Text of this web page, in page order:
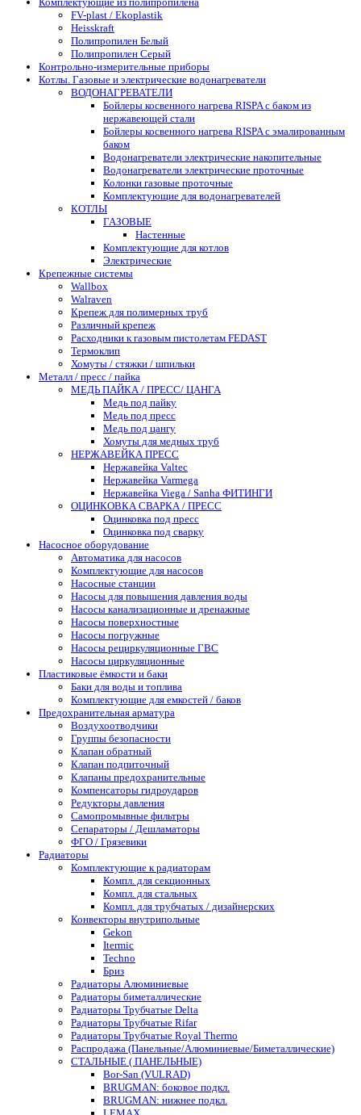
FV-plast / Ekoplastik
Heisskraft
Полипропилен Белый
Полипропилен Серый
Контрольно-измерительные приборы
Котлы. Газовые и электрические водонагреватели
ВОДОНАГРЕВАТЕЛИ
Бойлеры косвенного нагрева RISPA с баком из
нержавеющей стали
Бойлеры косвенного нагрева RISPA с эмалированным
баком
Водонагреватели электрические накопительные
Водонагреватели электрические проточные
Колонки газовые проточные
Комплектующие для водонагревателей
КОТЛЫ
ГАЗОВЫЕ
Настенные
Комплектующие для котлов
Электрические
Крепежные системы
Wallbox
Walraven
Крепеж для полимерных труб
Различный крепеж
Расходники к газовым пистолетам FEDAST
Термоклип
Хомуты / стяжки / шпильки
Металл / пресс / пайка
МЕДЬ ПАЙКА / ПРЕСС/ ЦАНГА
Медь под пайку
Медь под пресс
Медь под цангу
Хомуты для медных труб
НЕРЖАВЕЙКА ПРЕСС
Нержавейка Valtec
Нержавейка Varmega
Нержавейка Viega / Sanha ФИТИНГИ
ОЦИНКОВКА СВАРКА / ПРЕСС
Оцинковка под пресс
Оцинковка под сварку
Насосное оборудование
Автоматика для насосов
Комплектующие для насосов
Насосные станции
Насосы для повышения давления воды
Насосы канализационные и дренажные
Насосы поверхностные
Насосы погружные
Насосы рециркуляционные ГВС
Насосы циркуляционные
Пластиковые ёмкости и баки
Баки для воды и топлива
Комплектующие для емкостей / баков
Предохранительная арматура
Воздухоотводчики
Группы безопасности
Клапан обратный
Клапан подпиточный
Клапаны предохранительные
Компенсаторы гидроударов
Редукторы давления
Самопромывные фильтры
Сепараторы / Дешламаторы
ФГО / Грязевики
Радиаторы
Комплектующие к радиаторам
Компл. для секционных
Компл. для стальных
Компл. для трубчатых / дизайнерских
Конвекторы внутрипольные
Gekon
Itermic
Techno
Бриз
Радиаторы Алюминиевые
Радиаторы биметаллические
Радиаторы Трубчатые Delta
Радиаторы Трубчатые Rifar
Радиаторы Трубчатые Royal Thermo
Распродажа (Панельные/Алюминиевые/Биметаллические)
СТАЛЬНЫЕ ( ПАНЕЛЬНЫЕ)
Bor-San (VULRAD)
BRUGMAN: боковое подкл.
BRUGMAN: нижнее подкл.